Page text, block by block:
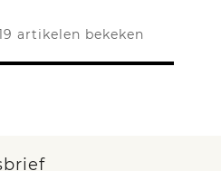
artikelen bekeken